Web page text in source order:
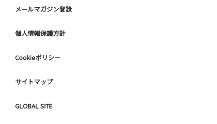
メールマガジン登録
個人情報保護方針
Cookieポリシー
サイトマップ
GLOBAL SITE